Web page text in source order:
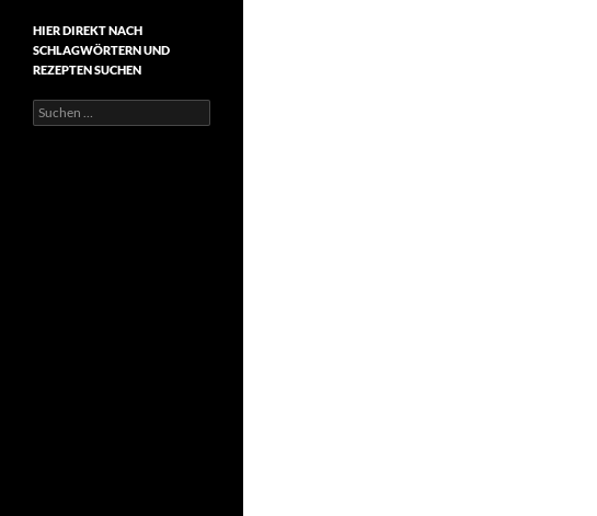
HIER DIREKT NACH
SCHLAGWÖRTERN UND
REZEPTEN SUCHEN
Suchen
nach: